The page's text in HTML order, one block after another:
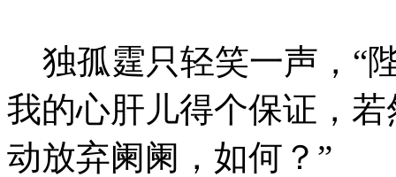
独孤霆只轻笑一声，“
我的心肝儿得个保证，
动放弃阑阑，如何？”